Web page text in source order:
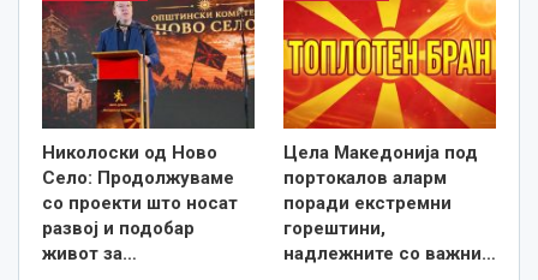
Николоски од Ново
Село: Продолжуваме
со проекти што носат
развој и подобар
живот за…
Цела Македонија под
портокалов аларм
поради екстремни
горештини,
надлежните со важни…